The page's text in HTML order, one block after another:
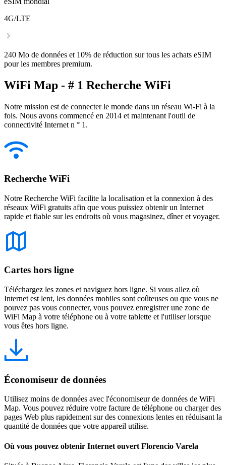
4G/LTE
240 Mo de données et 10% de réduction sur tous les achats eSIM
pour les membres premium.
WiFi Map - # 1 Recherche WiFi
Notre mission est de connecter le monde dans un réseau Wi-Fi à la
fois. Nous avons commencé en 2014 et maintenant l'outil de
connectivité Internet n ° 1.
Recherche WiFi
Notre Recherche WiFi facilite la localisation et la connexion à des
réseaux WiFi gratuits afin que vous puissiez obtenir un Internet
rapide et fiable sur les endroits où vous magasinez, dîner et voyager.
Cartes hors ligne
Téléchargez les zones et naviguez hors ligne. Si vous allez où
Internet est lent, les données mobiles sont coûteuses ou que vous ne
pouvez pas vous connecter, vous pouvez enregistrer une zone de
WiFi Map à votre téléphone ou à votre tablette et l'utiliser lorsque
vous êtes hors ligne.
Économiseur de données
Utilisez moins de données avec l'économiseur de données de WiFi
Map. Vous pouvez réduire votre facture de téléphone ou charger des
pages Web plus rapidement sur des connexions lentes en réduisant la
quantité de données que votre appareil utilise.
Où vous pouvez obtenir Internet ouvert Florencio Varela